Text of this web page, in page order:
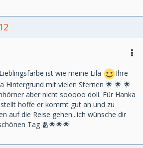
ist wie meine Lila
Ihre
Hintergrund mit vielen Sternen 🌟 🌟 🌟
aber nicht sooooo doll. Für Hanka
hoffe er kommt gut an und zu
auf die Reise gehen...ich wünsche dir
Tag 🫂🌟🌟🌟